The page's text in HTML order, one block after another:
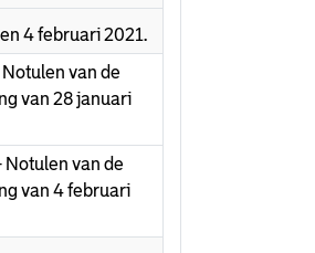
4 februari 2021.
van de
van 28 januari
van de
van 4 februari